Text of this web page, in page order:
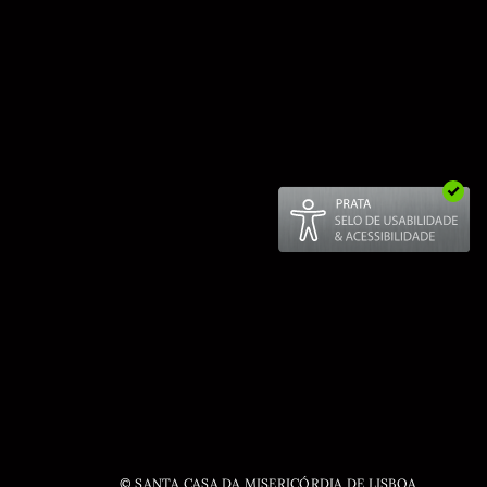
© SANTA CASA DA MISERICÓRDIA DE LISBOA